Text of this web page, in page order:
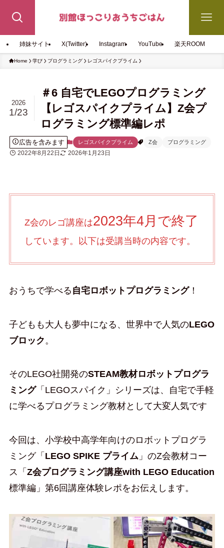
姉妹サイト X(Twitter) Instagram YouTube 楽天ROOM
Home 学び プログラミング レゴスパイクプライム
＃6 自宅でLEGOプログラミング
【レゴスパイクプライム】Z会プ
ログラミング標準編レポ
2026
1/23
広告を含みます レゴスパイクプライム Z会 プログラミング
2022年8月22日 2026年1月23日
Z会のレゴ講座は2023年4月で終了
しています。以下は受講当時の内容です。
おうちで学べる 自宅ロボットプログラミング！
子どもも大人も夢中になる、世界中で人気のLEGO
ブロック 。
そのLEGO社開発のSTEAM教材ロボットプログラ
ミング「LEGOスパイク」シリーズは、自宅で手軽
に学べるプログラミング教材として大変人気です
今回は、小学校中高学年向けのロボットプログラ
ミング「 LEGO SPIKE プライム」のZ会教材コー
ス「 Z会プログラミング講座with LEGO Education
標準編」第6回講座体験レポをお伝えします。